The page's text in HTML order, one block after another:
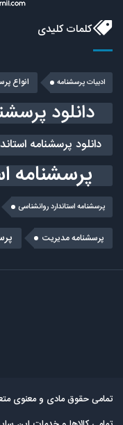
کلمات کلیدی
ادبیات پرسشنامه انواع
دانلود
دانلود پرسشنامه
پرسشنامه
پرسشنامه استاندارد روانشناسی
پرسشنامه مديريت
تمامی حقوق مادی و معنوی